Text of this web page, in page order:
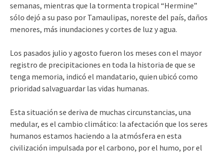
semanas, mientras que la tormenta tropical “Hermine”
sólo dejó a su paso por Tamaulipas, noreste del país, daños
menores, más inundaciones y cortes de luz y agua.
Los pasados julio y agosto fueron los meses con el mayor
registro de precipitaciones en toda la historia de que se
tenga memoria, indicó el mandatario, quien ubicó como
prioridad salvaguardar las vidas humanas.
Esta situación se deriva de muchas circunstancias, una
medular, es el cambio climático: la afectación que los seres
humanos estamos haciendo a la atmósfera en esta
civilización impulsada por el carbono, por el humo, por el